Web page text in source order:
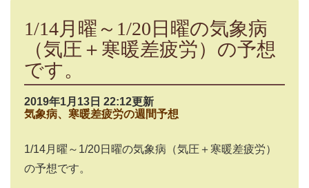
1/14月曜～1/20日曜の気象病
（気圧＋寒暖差疲労）の予想
です。
2019年1月13日 22:12更新
気象病、寒暖差疲労の週間予想
1/14月曜～1/20日曜の気象病（気圧＋寒暖差疲労）
の予想です。